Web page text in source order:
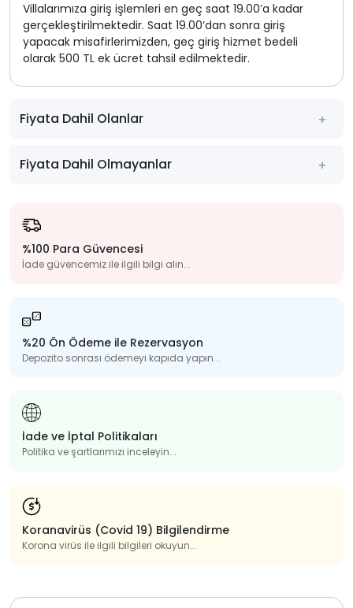
Villalarımıza giriş işlemleri en geç saat 19.00’a kadar
gerçekleştirilmektedir. Saat 19.00’dan sonra giriş
yapacak misafirlerimizden, geç giriş hizmet bedeli
olarak 500 TL ek ücret tahsil edilmektedir.
Fiyata Dahil Olanlar
Fiyata Dahil Olmayanlar
%100 Para Güvencesi
İade güvencemiz ile ilgili bilgi alın...
%20 Ön Ödeme ile Rezervasyon
Depozito sonrası ödemeyi kapıda yapın...
İade ve İptal Politikaları
Politika ve şartlarımızı inceleyin...
Koranavirüs (Covid 19) Bilgilendirme
Korona virüs ile ilgili bilgileri okuyun...